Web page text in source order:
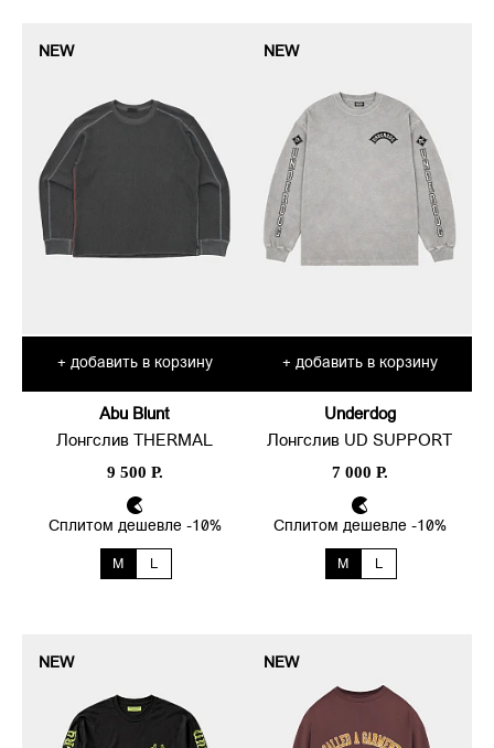
NEW
+ добавить в корзину
Abu Blunt
Лонгслив THERMAL
9 500 Р.
Сплитом дешевле -10%
M L
NEW
+ добавить в корзину
Underdog
Лонгслив UD SUPPORT
7 000 Р.
Сплитом дешевле -10%
M L
NEW NEW